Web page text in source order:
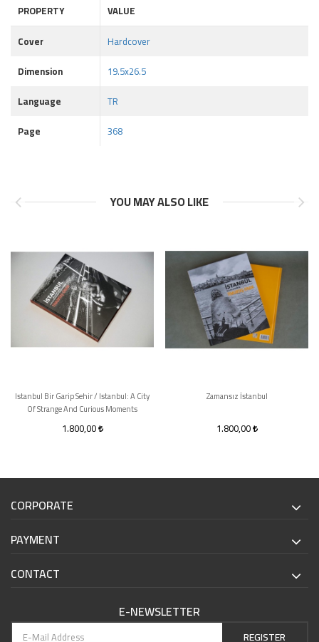
PROPERTY
VALUE
Cover
Hardcover
Dimension
19.5x26.5
Language
TR
Page
368
YOU MAY ALSO LIKE
Istanbul Bir Garip Sehir / Istanbul: A City
Of Strange And Curious Moments
1.800,00
Zamansız İstanbul
1.800,00
CORPORATE
PAYMENT
CONTACT
E-NEWSLETTER
REGISTER